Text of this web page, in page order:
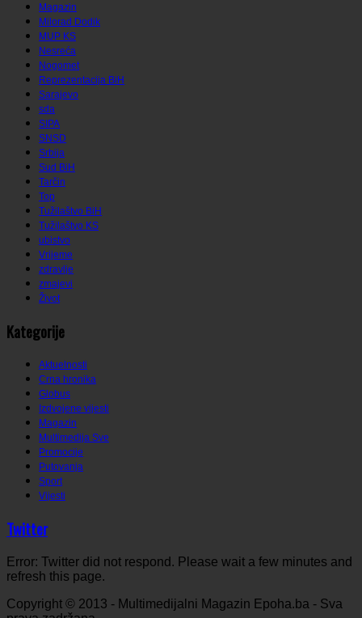
Magazin
Milorad Dodik
MUP KS
Nesreća
Nogomet
Reprezentacija BiH
Sarajevo
sda
SIPA
SNSD
Srbija
Sud BiH
Tarčin
Top
Tužilaštvo BiH
Tužilaštvo KS
ubistvo
Vrijeme
zdravlje
zmajevi
Život
Kategorije
Aktuelnosti
Crna hronika
Globus
Izdvojene vijesti
Magazin
Multimedija Sve
Promocije
Putovanja
Sport
Vijesti
Twitter
Error: Twitter did not respond. Please wait a few minutes and
refresh this page.
Copyright © 2013 - Multimedijalni Magazin Epoha.ba - Sva